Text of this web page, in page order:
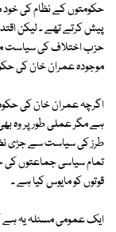
حکومتوں کے نظام کی خود
پیش کرتے تھے ۔ لیکن
حزب اختلاف کی سیاست
موجودہ عمران خان کی
اگرچہ عمران خان کی
ہے مگر عملی طور پر وہ
طرز کی سیاست سے جڑی
تمام سیاسی جماعتوں
قوتوں کو مایوس کیا ہے ۔
ایک عمومی مسئلہ یہ ہے